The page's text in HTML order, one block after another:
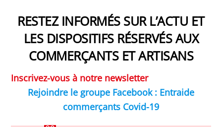
RESTEZ INFORMÉS SUR L’ACTU ET
LES DISPOSITIFS RÉSERVÉS AUX
COMMERÇANTS ET ARTISANS
Inscrivez-vous à notre newsletter
Rejoindre le groupe Facebook : Entraide
commerçants Covid-19